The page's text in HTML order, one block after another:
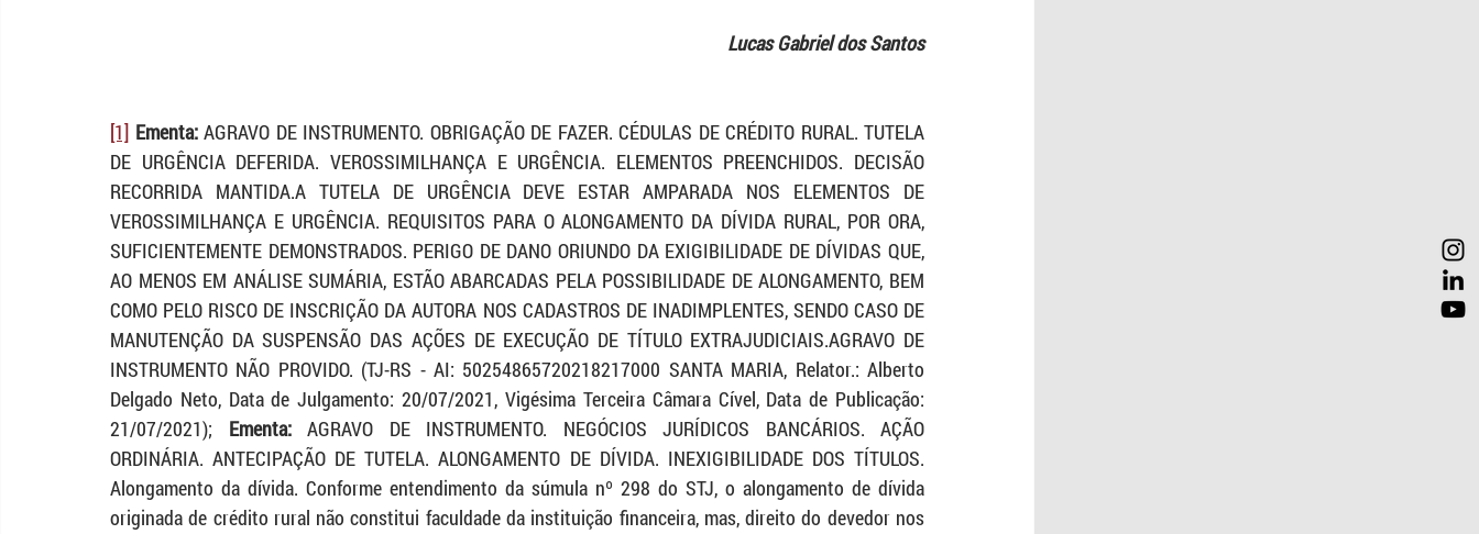
Lucas Gabriel dos Santos
[1] Ementa: AGRAVO DE INSTRUMENTO. OBRIGAÇÃO DE FAZER. CÉDULAS DE CRÉDITO RURAL. TUTELA
DE URGÊNCIA DEFERIDA. VEROSSIMILHANÇA E URGÊNCIA. ELEMENTOS PREENCHIDOS. DECISÃO
RECORRIDA MANTIDA.A TUTELA DE URGÊNCIA DEVE ESTAR AMPARADA NOS ELEMENTOS DE
VEROSSIMILHANÇA E URGÊNCIA. REQUISITOS PARA O ALONGAMENTO DA DÍVIDA RURAL, POR ORA,
SUFICIENTEMENTE DEMONSTRADOS. PERIGO DE DANO ORIUNDO DA EXIGIBILIDADE DE DÍVIDAS QUE,
AO MENOS EM ANÁLISE SUMÁRIA, ESTÃO ABARCADAS PELA POSSIBILIDADE DE ALONGAMENTO, BEM
COMO PELO RISCO DE INSCRIÇÃO DA AUTORA NOS CADASTROS DE INADIMPLENTES, SENDO CASO DE
MANUTENÇÃO DA SUSPENSÃO DAS AÇÕES DE EXECUÇÃO DE TÍTULO EXTRAJUDICIAIS.AGRAVO DE
INSTRUMENTO NÃO PROVIDO. (TJ-RS - AI: 50254865720218217000 SANTA MARIA, Relator.: Alberto
Delgado Neto, Data de Julgamento: 20/07/2021, Vigésima Terceira Câmara Cível, Data de Publicação:
21/07/2021); Ementa: AGRAVO DE INSTRUMENTO. NEGÓCIOS JURÍDICOS BANCÁRIOS. AÇÃO
ORDINÁRIA. ANTECIPAÇÃO DE TUTELA. ALONGAMENTO DE DÍVIDA. INEXIGIBILIDADE DOS TÍTULOS.
Alongamento da dívida. Conforme entendimento da súmula nº 298 do STJ, o alongamento de dívida
originada de crédito rural não constitui faculdade da instituição financeira, mas, direito do devedor nos